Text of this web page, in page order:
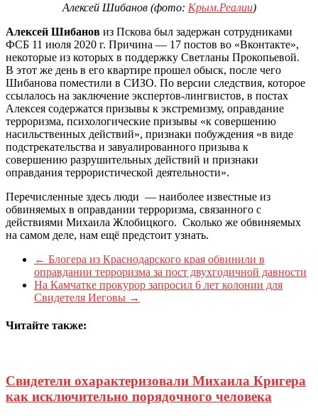
Алексей Шибанов (фото: Крым.Реалии)
Алексей Шибанов из Пскова был задержан сотрудниками
ФСБ 11 июля 2020 г. Причина — 17 постов во «Вконтакте»,
некоторые из которых в поддержку Светланы Прокопьевой.
В этот же день в его квартире прошел обыск, после чего
Шибанова поместили в СИЗО. По версии следствия, которое
ссылалось на заключение экспертов-лингвистов, в постах
Алексея содержатся призывы к экстремизму, оправдание
терроризма, психологические призывы «к совершению
насильственных действий», признаки побуждения «в виде
подстрекательства и завуалированного призыва к
совершению разрушительных действий и признаки
оправдания террористической деятельности».
Перечисленные здесь люди — наиболее известные из
обвиняемых в оправдании терроризма, связанного с
действиями Михаила Жлобицкого. Сколько же обвиняемых
на самом деле, нам ещё предстоит узнать.
← Блогера из Краснодарского края обвинили в
оправдании терроризма за пост двухгодичной давности
На Камчатке прокурор запросил 6 лет колонии для
Свидетеля Иеговы →
Читайте также:
Свидетели охарактеризовали Михаила Кригера
как исключительно порядочного человека